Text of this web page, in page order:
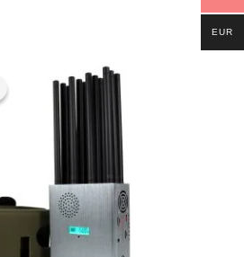
original
$1,299.00.
precio
actual
es:
$759.99.
EUR